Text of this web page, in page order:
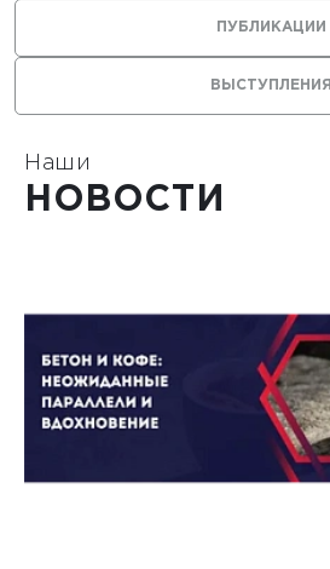
1 2 3 ...
ВЫСТУПЛЕНИЯ
ПУБЛИКАЦИИ
Наши
НОВОСТИ